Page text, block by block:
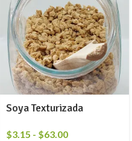
Soya Texturizada
$3.15 - $63.00